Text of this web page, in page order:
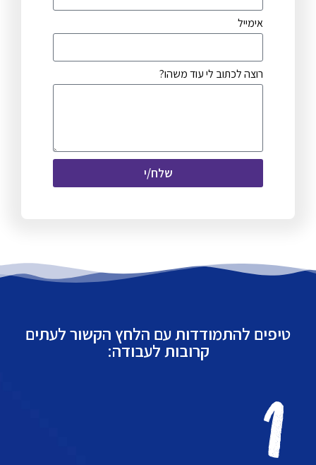
אימייל
רוצה לכתוב לי עוד משהו?
שלח/י
טיפים להתמודדות עם הלחץ הקשור לעתים
קרובות לעבודה: